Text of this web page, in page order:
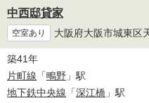
中西邸貸家
空室あり 大阪府大阪市城東区
築41年
片町線 「鴫野 」駅
地下鉄中央線 「深江橋 」駅